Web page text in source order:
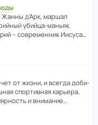
д’Арк, маршал
убийца-маньяк.
– совре­менник Иисуса…
от жизни, и всегда доби­
спор­ти­вная карьера,
и внимание…